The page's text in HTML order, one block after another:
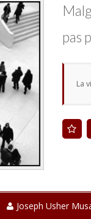
pas
La
Joseph Usher